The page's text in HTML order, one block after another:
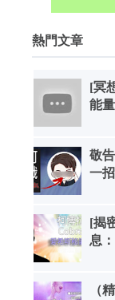
熱門文章
[冥
能量
敬
一
[揭
息
（